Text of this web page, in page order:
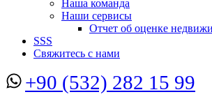
Наша команда
Наши сервисы
Отчет об оценке
SSS
Свяжитесь с нами
+90 (532) 282 15 99